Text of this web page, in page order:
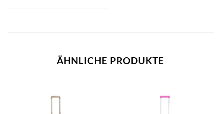
ÄHNLICHE PRODUKTE